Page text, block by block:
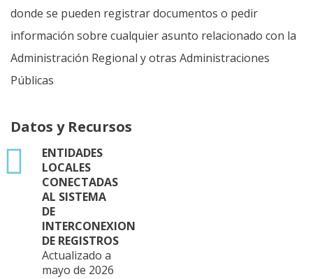
donde se pueden registrar documentos o pedir
información sobre cualquier asunto relacionado con la
Administración Regional y otras Administraciones
Públicas
Datos y Recursos
ENTIDADES
LOCALES
CONECTADAS
AL SISTEMA
DE
INTERCONEXION
DE REGISTROS
xlsx
Actualizado a
mayo de 2026